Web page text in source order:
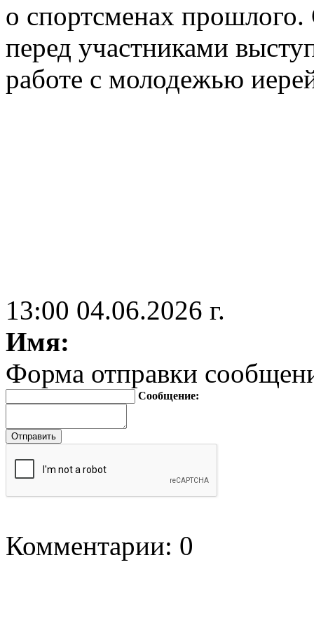
о спортсменах
перед участниками
работе с молодежью
13:00 04.06.2026 г.
Имя:
Форма отправки
Сообщение:
Комментарии: 0